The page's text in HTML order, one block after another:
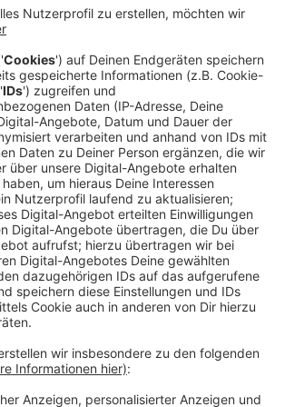
in der Schill-Kaserne in Wesel
Er soll zwei drei- und fünfjährige
haben. Mit der Mutter der
Außerdem wird er
der Herstellung und Verbreitung von
beteiligt zu sein. Der Mann sitzt